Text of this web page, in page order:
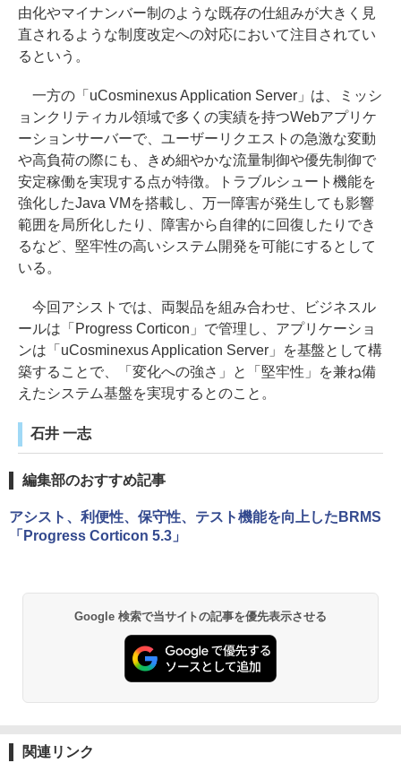
由化やマイナンバー制のような既存の仕組みが大きく見
直されるような制度改定への対応において注目されてい
るという。
一方の「uCosminexus Application Server」は、ミッシ
ョンクリティカル領域で多くの実績を持つWebアプリケ
ーションサーバーで、ユーザーリクエストの急激な変動
や高負荷の際にも、きめ細やかな流量制御や優先制御で
安定稼働を実現する点が特徴。トラブルシュート機能を
強化したJava VMを搭載し、万一障害が発生しても影響
範囲を局所化したり、障害から自律的に回復したりでき
るなど、堅牢性の高いシステム開発を可能にするとして
いる。
今回アシストでは、両製品を組み合わせ、ビジネスル
ールは「Progress Corticon」で管理し、アプリケーショ
ンは「uCosminexus Application Server」を基盤として構
築することで、「変化への強さ」と「堅牢性」を兼ね備
えたシステム基盤を実現するとのこと。
石井 一志
編集部のおすすめ記事
アシスト、利便性、保守性、テスト機能を向上したBRMS
「Progress Corticon 5.3」
Google 検索で当サイトの記事を優先表示させる
関連リンク